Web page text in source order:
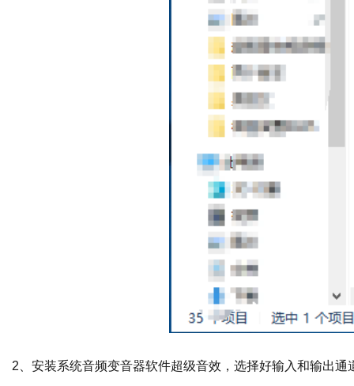
2、安装系统音频变音器软件超级音效，选择好输入和输出